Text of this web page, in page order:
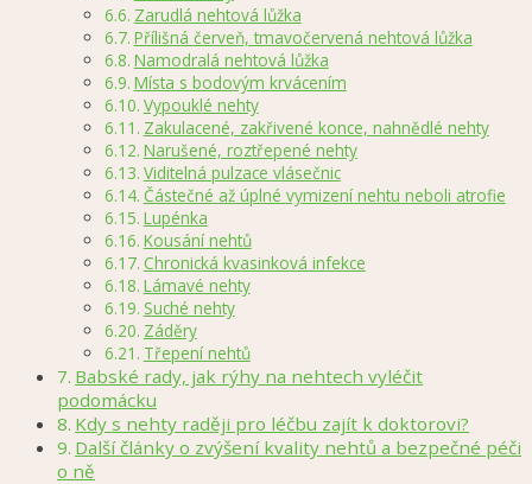
Zarudlá nehtová lůžka
Přílišná červeň, tmavočervená nehtová lůžka
Namodralá nehtová lůžka
Místa s bodovým krvácením
Vypouklé nehty
Zakulacené, zakřivené konce, nahnědlé nehty
Narušené, roztřepené nehty
Viditelná pulzace vlásečnic
Částečné až úplné vymizení nehtu neboli atrofie
Lupénka
Kousání nehtů
Chronická kvasinková infekce
Lámavé nehty
Suché nehty
Záděry
Třepení nehtů
Babské rady, jak rýhy na nehtech vyléčit
podomácku
Kdy s nehty raději pro léčbu zajít k doktorovi?
Další články o zvýšení kvality nehtů a bezpečné péči
o ně